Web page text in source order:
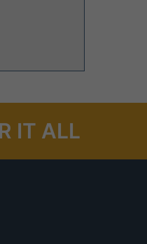
IT ALL